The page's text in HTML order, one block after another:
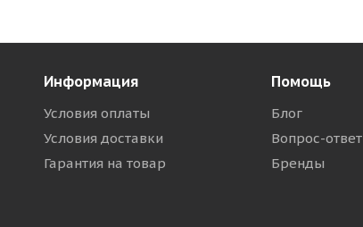
Информация
Условия оплаты
Условия доставки
Гарантия на товар
Помощь
Блог
Вопрос-ответ
Бренды